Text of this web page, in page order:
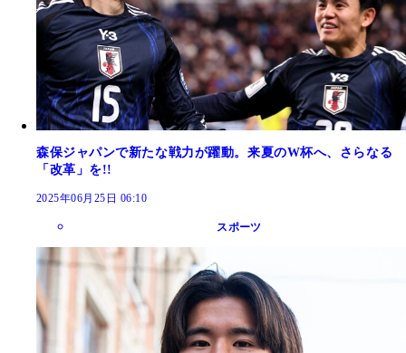
森保ジャパンで新たな戦力が躍動。来夏のW杯へ、さらなる
「改革」を!!
2025年06月25日 06:10
スポーツ